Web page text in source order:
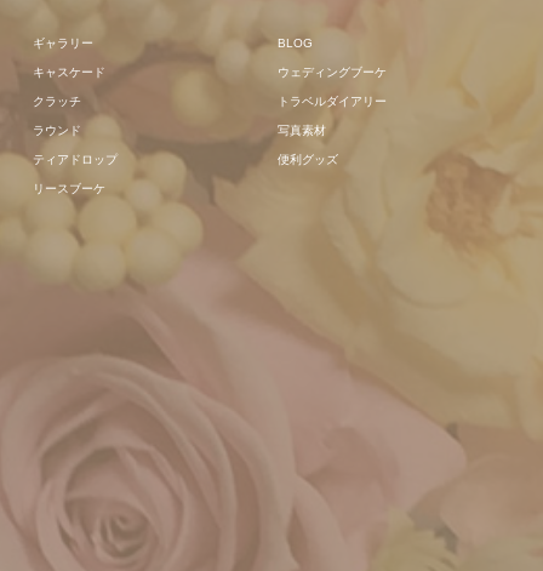
ギャラリー
キャスケード
クラッチ
ラウンド
ティアドロップ
リースブーケ
BLOG
ウェディングブーケ
トラベルダイアリー
写真素材
便利グッズ